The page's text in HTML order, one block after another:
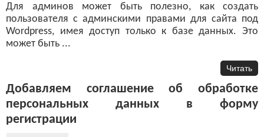
Для админов может быть полезно, как создать
пользователя с админскими правами для сайта под
Wordpress, имея доступ только к базе данных. Это
может быть ...
Читать
Добавляем соглашение об обработке
персональных данных в форму
регистрации